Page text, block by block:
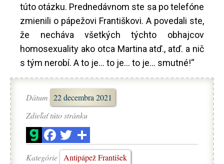
túto otázku. Prednedávnom ste sa po telefóne
zmienili o pápežovi Františkovi. A povedali ste,
že necháva všetkých týchto obhajcov
homosexuality ako otca Martina atď., atď. a nič
s tým nerobí. A to je... to je... to je... smutné!“
Dátum 22 decembra 2021
Zdieľať túto stránku
Kategórie
Antipápež František